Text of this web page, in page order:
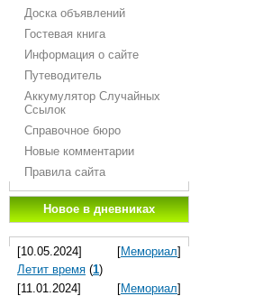
Доска объявлений
Гостевая книга
Информация о сайте
Путеводитель
Аккумулятор Случайных
Ссылок
Справочное бюро
Новые комментарии
Правила сайта
Новое в дневниках
[10.05.2024] [Мемориал]
Летит время (1)
[11.01.2024]
[Мемориал]